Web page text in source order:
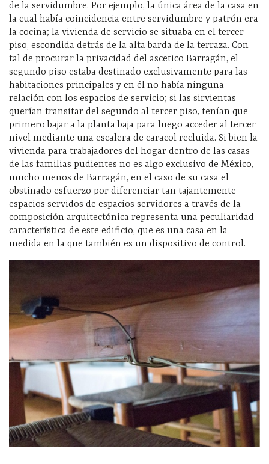
de la servidumbre. Por ejemplo, la única área de la casa en
la cual había coincidencia entre servidumbre y patrón era
la cocina; la vivienda de servicio se situaba en el tercer
piso, escondida detrás de la alta barda de la terraza. Con
tal de procurar la privacidad del ascetico Barragán, el
segundo piso estaba destinado exclusivamente para las
habitaciones principales y en él no había ninguna
relación con los espacios de servicio; si las sirvientas
querían transitar del segundo al tercer piso, tenían que
primero bajar a la planta baja para luego acceder al tercer
nivel mediante una escalera de caracol recluida. Si bien la
vivienda para trabajadores del hogar dentro de las casas
de las familias pudientes no es algo exclusivo de México,
mucho menos de Barragán, en el caso de su casa el
obstinado esfuerzo por diferenciar tan tajantemente
espacios servidos de espacios servidores a través de la
composición arquitectónica representa una peculiaridad
característica de este edificio, que es una casa en la
medida en la que también es un dispositivo de control.